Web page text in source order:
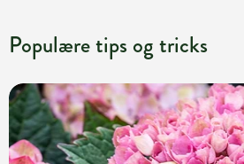
Populære tips og tricks